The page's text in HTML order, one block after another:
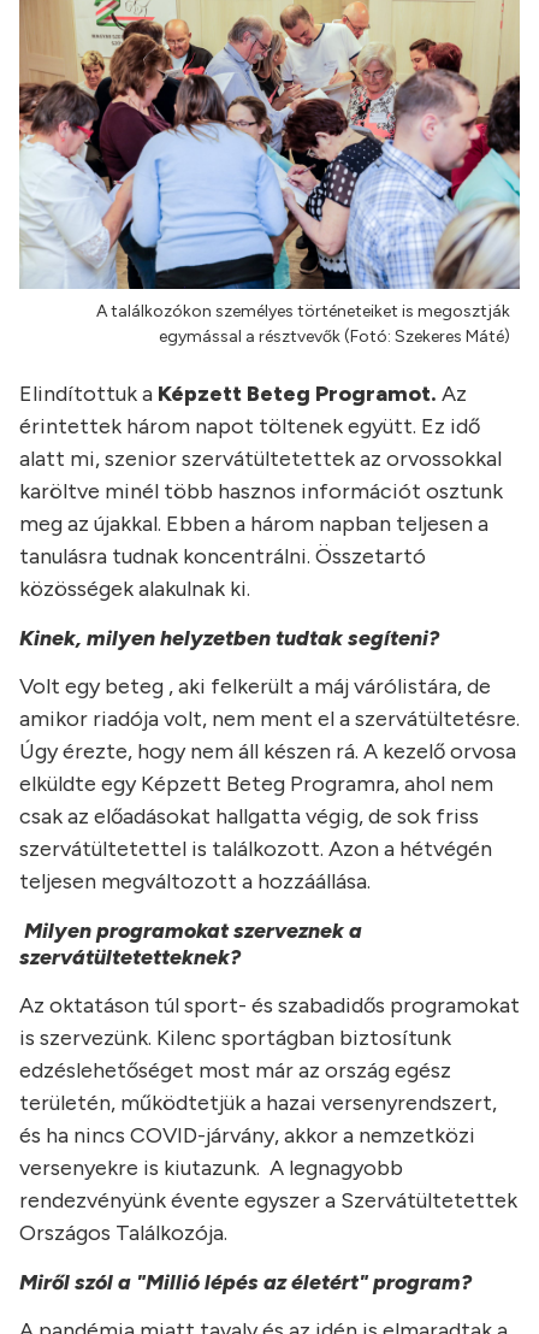
A találkozókon személyes történeteiket is megosztják
egymással a résztvevők (Fotó: Szekeres Máté)
Elindítottuk a Képzett Beteg Programot. Az
érintettek három napot töltenek együtt. Ez idő
alatt mi, szenior szervátültetettek az orvossokkal
karöltve minél több hasznos információt osztunk
meg az újakkal. Ebben a három napban teljesen a
tanulásra tudnak koncentrálni. Összetartó
közösségek alakulnak ki.
Kinek, milyen helyzetben tudtak segíteni?
Volt egy beteg , aki felkerült a máj várólistára, de
amikor riadója volt, nem ment el a szervátültetésre.
Úgy érezte, hogy nem áll készen rá. A kezelő orvosa
elküldte egy Képzett Beteg Programra, ahol nem
csak az előadásokat hallgatta végig, de sok friss
szervátültetettel is találkozott. Azon a hétvégén
teljesen megváltozott a hozzáállása.
Milyen programokat szerveznek a
szervátültetetteknek?
Az oktatáson túl sport- és szabadidős programokat
is szervezünk. Kilenc sportágban biztosítunk
edzéslehetőséget most már az ország egész
területén, működtetjük a hazai versenyrendszert,
és ha nincs COVID-járvány, akkor a nemzetközi
versenyekre is kiutazunk. A legnagyobb
rendezvényünk évente egyszer a Szervátültetettek
Országos Találkozója.
Miről szól a "Millió lépés az életért" program?